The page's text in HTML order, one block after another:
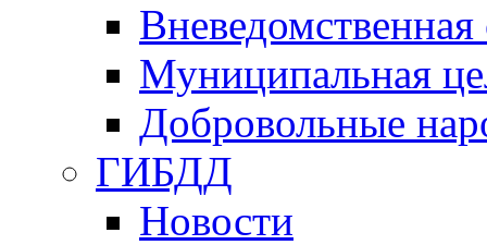
Вневедомственная
Муниципальная
Добровольные
ГИБДД
Новости